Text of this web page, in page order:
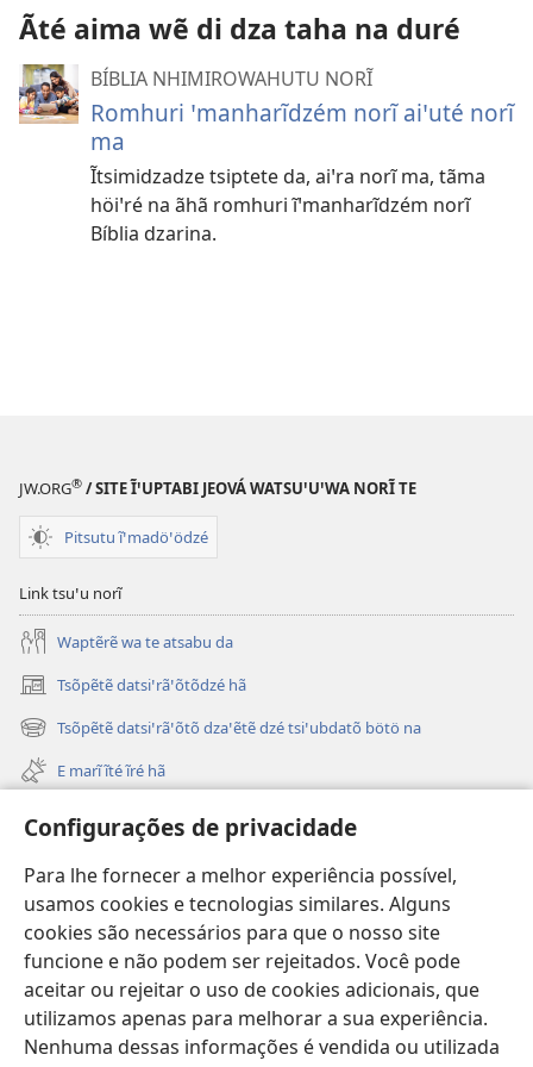
Configurações de privacidade
Para lhe fornecer a melhor experiência possível,
usamos cookies e tecnologias similares. Alguns
cookies são necessários para que o nosso site
funcione e não podem ser rejeitados. Você pode
aceitar ou rejeitar o uso de cookies adicionais, que
utilizamos apenas para melhorar a sua experiência.
Nenhuma dessas informações é vendida ou utilizada
tété
mono
Ãté aima wẽ di dza taha na duré
BÍBLIA NHIMIROWAHUTU NORĨ
Romhuri ꞌmanharĩdzém norĩ aiꞌuté norĩ
ma
Ĩtsimidzadze tsiptete da, aiꞌra norĩ ma, tãma
höiꞌré na ãhã romhuri ĩꞌmanharĩdzém norĩ
Bíblia dzarina.
JW.ORG® / SITE ĨꞌUPTABI JEOVÁ WATSUꞌUꞌWA NORĨ TE
Pitsutu ĩꞌmadöꞌödzé
Link tsuꞌu norĩ
Waptẽrẽ wa te atsabu da
Tsõpẽtẽ datsiꞌrãꞌõtõdzé hã
(opens
new
window)
Tsõpẽtẽ datsiꞌrãꞌõtõ dzaꞌẽtẽ dzé tsiꞌubdatõ bötö na
(opens
new
window)
E marĩ ĩté ĩré hã
Ĩropodo
Danhibdzari
(opens
new
window)Ĩhöiwarobo Ubumrodzé On-line
(opens
new
window)
®
(opens